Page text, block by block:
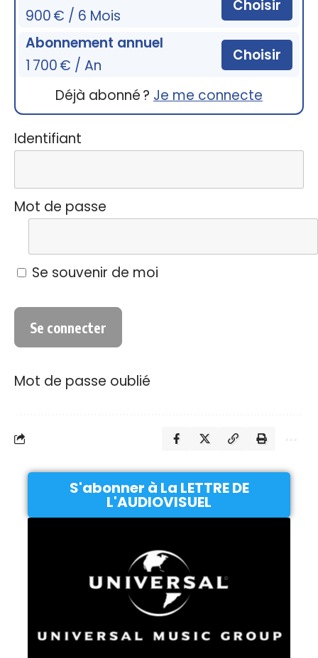
900 € / 6 Mois
Choisir
Abonnement annuel
1 700 € / An
Choisir
Déjà abonné ? Je me connecte
Identifiant
Mot de passe
Se souvenir de moi
Mot de passe oublié
S'abonner à La LETTRE DE
L'AUDIOVISUEL